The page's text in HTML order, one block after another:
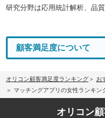
研究分野は応用統計解析、品
顧客満足度について
オリコン顧客満足度ランキング お
マッチングアプリの女性ランキン
オリコン